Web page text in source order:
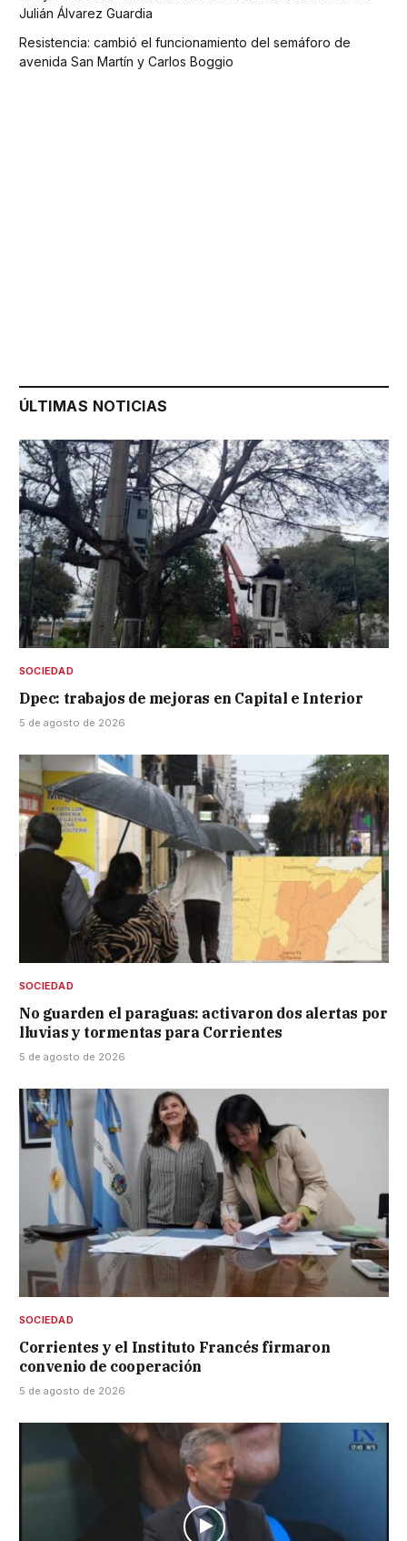
Julián Álvarez Guardia
Resistencia: cambió el funcionamiento del semáforo de
avenida San Martín y Carlos Boggio
ÚLTIMAS NOTICIAS
SOCIEDAD
Dpec: trabajos de mejoras en Capital e Interior
5 de agosto de 2026
SOCIEDAD
No guarden el paraguas: activaron dos alertas por
lluvias y tormentas para Corrientes
5 de agosto de 2026
SOCIEDAD
Corrientes y el Instituto Francés firmaron
convenio de cooperación
5 de agosto de 2026